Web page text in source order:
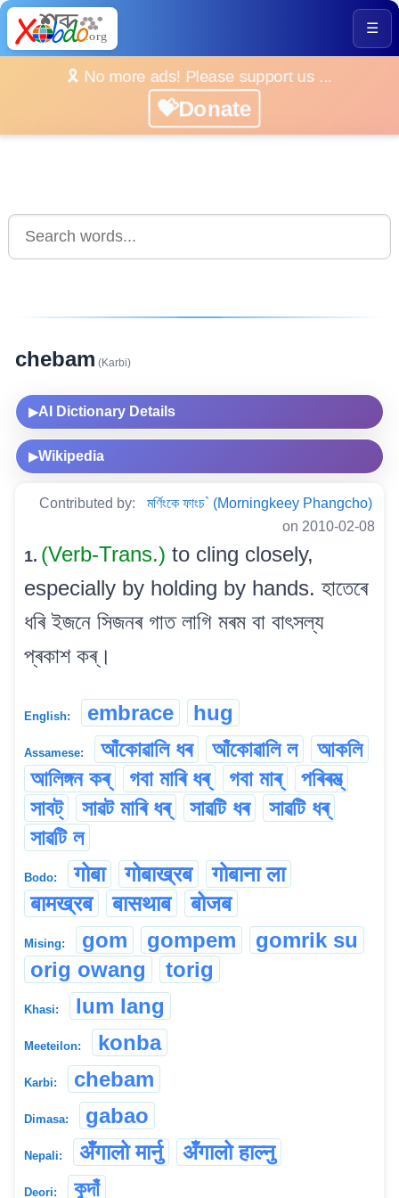
☰
🎗️ No more ads! Please support us ...
💝Donate
chebam (Karbi)
▶AI Dictionary Details
▶Wikipedia
Contributed by:
মৰ্ণিংকে ফাংচ` (Morningkeey Phangcho)
on 2010-02-08
1. (Verb-Trans.) to cling closely,
especially by holding by hands. হাতেৰে
ধৰি ইজনে সিজনৰ গাত লাগি মৰম বা বাৎসল্য
প্ৰকাশ কৰ্।
English: embrace hug
Assamese: আঁকোৱালি ধৰ আঁকোৱালি ল
আকলি
আলিঙ্গন কৰ্
গবা মাৰি ধৰ্ গবা মাৰ্
পৰিৰম্ভ্
সাবট্
সাৱট মাৰি ধৰ্ সাৱটি ধৰ
সাৱটি ধৰ্
সাৱটি ল
Bodo: गोबा गोबाख्रब
गोबाना ला
बामख्रब
बासथाब बोजब
Mising: gom gompem
gomrik su
orig owang
torig
Khasi: lum lang
Meeteilon: konba
Karbi: chebam
Dimasa: gabao
Nepali: अँगालो मार्नु अँगालो हाल्नु
Deori: কুদাঁ